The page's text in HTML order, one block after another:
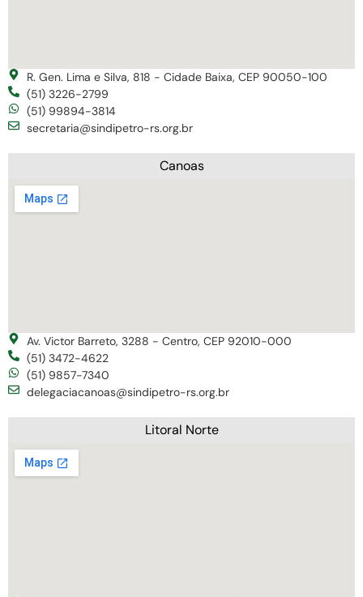
R. Gen. Lima e Silva, 818 - Cidade Baixa, CEP 90050-100
(51) 3226-2799
(51) 99894-3814
secretaria@sindipetro-rs.org.br
Canoas
Av. Victor Barreto, 3288 - Centro, CEP 92010-000
(51) 3472-4622
(51) 9857-7340
delegaciacanoas@sindipetro-rs.org.br
Litoral Norte